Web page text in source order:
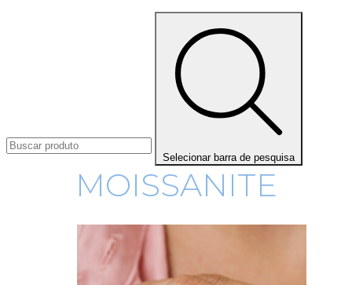
Selecionar barra de pesquisa
MOISSANITE